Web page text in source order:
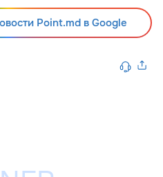
Point.md в Google